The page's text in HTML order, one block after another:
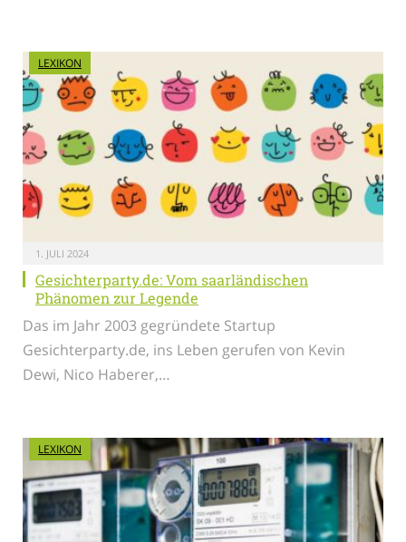
LEXIKON
1. JULI 2024
Gesichterparty.de: Vom saarländischen
Phänomen zur Legende
Das im Jahr 2003 gegründete Startup
Gesichterparty.de, ins Leben gerufen von Kevin
Dewi, Nico Haberer,…
LEXIKON